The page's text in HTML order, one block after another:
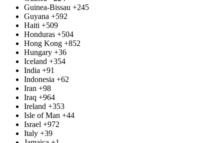
Guinea-Bissau +245
Guyana +592
Haiti +509
Honduras +504
Hong Kong +852
Hungary +36
Iceland +354
India +91
Indonesia +62
Iran +98
Iraq +964
Ireland +353
Isle of Man +44
Israel +972
Italy +39